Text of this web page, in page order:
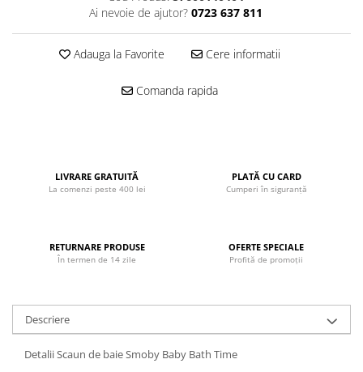
Lego Duplo
Ludicus Games
Mentari
Paint Art
Play Doh
Ai nevoie de ajutor? 0723 637 811
Adauga la Favorite Cere informatii
Comanda rapida
LIVRARE GRATUITĂ
La comenzi peste 400 lei
PLATĂ CU CARD
Cumperi în siguranță
RETURNARE PRODUSE
În termen de 14 zile
OFERTE SPECIALE
Profită de promoții
Descriere
Detalii Scaun de baie Smoby Baby Bath Time